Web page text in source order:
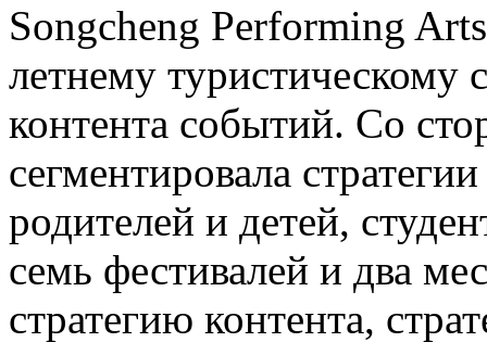
Songcheng Performing
летнему туристическому
контента событий. Со
сегментировала
родителей и детей,
семь фестивалей и два
стратегию контента,